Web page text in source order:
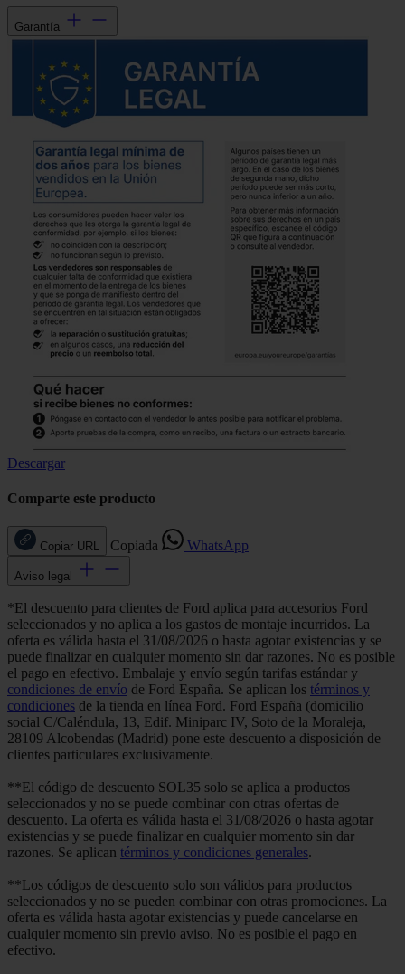
Garantía
Descargar
Comparte este producto
Copiar URL Copiada WhatsApp
Aviso legal
*El descuento para clientes de Ford aplica para accesorios Ford
seleccionados y no aplica a los gastos de montaje incurridos. La
oferta es válida hasta el 31/08/2026 o hasta agotar existencias y se
puede finalizar en cualquier momento sin dar razones. No es posible
el pago en efectivo. Embalaje y envío según tarifas estándar y
condiciones de envío de Ford España. Se aplican los términos y
condiciones de la tienda en línea Ford. Ford España (domicilio
social C/Caléndula, 13, Edif. Miniparc IV, Soto de la Moraleja,
28109 Alcobendas (Madrid) pone este descuento a disposición de
clientes particulares exclusivamente.
**El código de descuento SOL35 solo se aplica a productos
seleccionados y no se puede combinar con otras ofertas de
descuento. La oferta es válida hasta el 31/08/2026 o hasta agotar
existencias y se puede finalizar en cualquier momento sin dar
razones. Se aplican términos y condiciones generales.
**Los códigos de descuento solo son válidos para productos
seleccionados y no se pueden combinar con otras promociones. La
oferta es válida hasta agotar existencias y puede cancelarse en
cualquier momento sin previo aviso. No es posible el pago en
efectivo.